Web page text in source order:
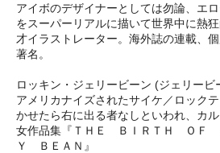
アイボのデザイナーとしては勿論、エ
をスーパーリアルに描いて世界中に熱
才イラストレーター。海外誌の連載、
著名。
ロッキン・ジェリービーン (ジェリービ
アメリカナイズされたサイケ／ロック
かせたら右に出る者なしといわれ、カ
女作品集『ＴＨＥ ＢＩＲＴＨ ＯＦ
Ｙ ＢＥＡＮ』